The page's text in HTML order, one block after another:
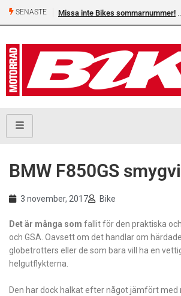
SENASTE Missa inte Bikes sommarnummer!
BMW F850GS
3 november, 2017 Bike
Det är många som fallit för den praktiska
och GSA. Oavsett om det handlar om
globetrotters eller de som bara vill ha en
helgutflykterna.
Den har dock halkat efter något jämfört med